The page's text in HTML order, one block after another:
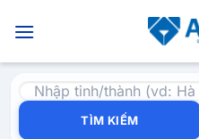
qua
TÌM KIẾM